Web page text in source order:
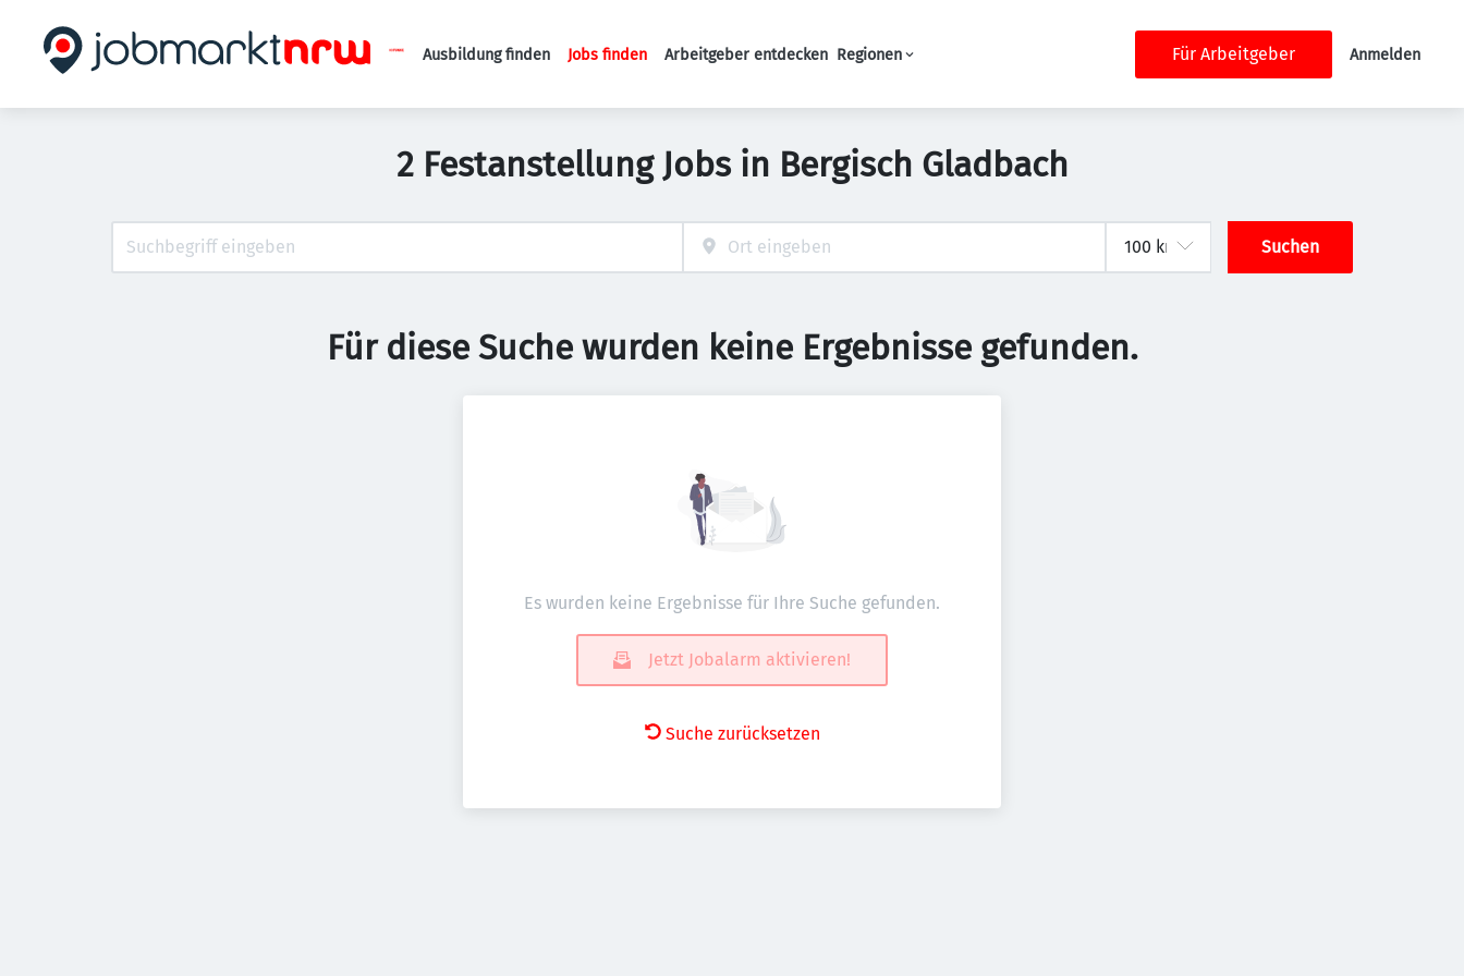
Haupt-Navigation
Ausbildung finden Jobs finden Arbeitgeber entdecken Regionen Für Arbeitgeber Anmelden
2 Festanstellung Jobs in Bergisch Gladbach
Suchen
Für diese Suche wurden keine Ergebnisse gefunden.
Es wurden keine Ergebnisse für Ihre Suche gefunden.
Jetzt Jobalarm aktivieren!
Suche zurücksetzen